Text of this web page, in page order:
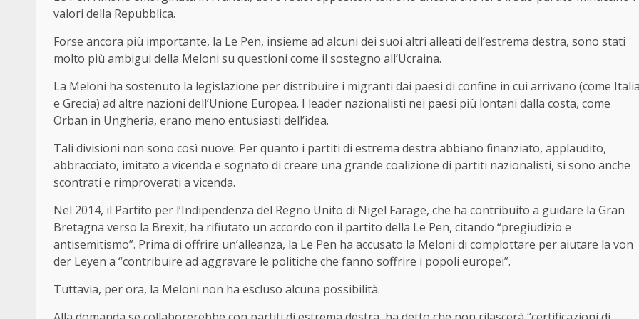
valori della Repubblica.
Forse ancora più importante, la Le Pen, insieme ad alcuni dei suoi altri alleati dell’estrema destra, sono stati
molto più ambigui della Meloni su questioni come il sostegno all’Ucraina.
La Meloni ha sostenuto la legislazione per distribuire i migranti dai paesi di confine in cui arrivano (come
e Grecia) ad altre nazioni dell’Unione Europea. I leader nazionalisti nei paesi più lontani dalla costa, come
Orban in Ungheria, erano meno entusiasti dell’idea.
Tali divisioni non sono così nuove. Per quanto i partiti di estrema destra abbiano finanziato, applaudito,
abbracciato, imitato a vicenda e sognato di creare una grande coalizione di partiti nazionalisti, si sono anche
scontrati e rimproverati a vicenda.
Nel 2014, il Partito per l’Indipendenza del Regno Unito di Nigel Farage, che ha contribuito a guidare la Gran
Bretagna verso la Brexit, ha rifiutato un accordo con il partito della Le Pen, citando “pregiudizio e
antisemitismo”. Prima di offrire un’alleanza, la Le Pen ha accusato la Meloni di complottare per aiutare la von
der Leyen a “contribuire ad aggravare le politiche che fanno soffrire i popoli europei”.
Tuttavia, per ora, la Meloni non ha escluso alcuna possibilità.